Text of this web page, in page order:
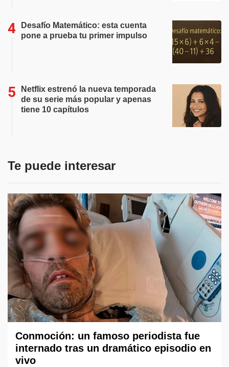
Desafío Matemático: esta cuenta
pone a prueba tu primer impulso
Netflix estrenó la nueva temporada
de su serie más popular y apenas
tiene 10 capítulos
Te puede interesar
Conmoción: un famoso periodista fue
internado tras un dramático episodio en
vivo